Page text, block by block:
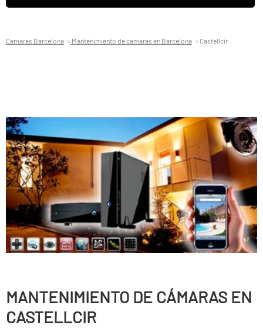
Camaras Barcelona Mantenimiento de camaras en Barcelona Castellcir
MANTENIMIENTO DE CÁMARAS EN
CASTELLCIR